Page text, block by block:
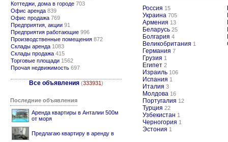
Коттеджи, дома в городе 703
Офис аренда 839
Офис продажа 769
Предприятия, акции 91
Предприятия работающие 996
Производственные помещения 872
Склады аренда 1083
Склады продажа 415
Торговые площади 1562
Прочая недвижимость 697
Все объявления (333931)
Последние объявления
Аренда квартиры в Анталии 500м
от моря
Предлагаю квартиру в аренду в
Россия 15
Украина 705
Армения 13
Беларусь 25
Болгария 4
Великобритания 1
Германия 7
Грузия 1
Египет 2
Израиль 106
Испания 1
Италия 3
Молдова 16
Португалия 12
Турция 22
Узбекистан 1
Черногория 1
Эстония 1